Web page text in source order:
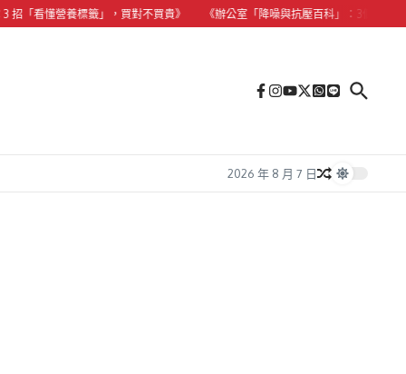
營養標籤」，買對不買貴》 《辦公室「降噪與抗壓百科」：3個微習慣，拯救
2026 年 8 月 7 日